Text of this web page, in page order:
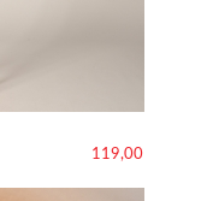
119,00